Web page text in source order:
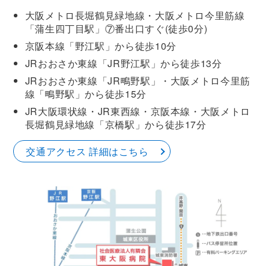
大阪メトロ長堀鶴見緑地線・大阪メトロ今里筋線
「蒲生四丁目駅」⑦番出口すぐ(徒歩0分)
京阪本線「野江駅」から徒歩10分
JRおおさか東線「JR野江駅」から徒歩13分
JRおおさか東線「JR鴫野駅」・大阪メトロ今里筋
線「鴫野駅」から徒歩15分
JR大阪環状線・JR東西線・京阪本線・大阪メトロ
長堀鶴見緑地線「京橋駅」から徒歩17分
交通アクセス 詳細はこちら